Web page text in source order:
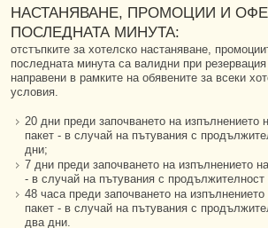
НАСТАНЯВАНЕ, ПРОМОЦИИ И
ПОСЛЕДНАТА МИНУТА:
отстъпките за хотелско настаняване,
последната минута са валидни при
направени в рамките на обявените за всеки
условия.
20 дни преди започването на изпълнението
пакет - в случай на пътувания с
дни;
7 дни преди започването на изпълнението
- в случай на пътувания с
48 часа преди започването на изпълнението
пакет - в случай на пътувания с
два дни.